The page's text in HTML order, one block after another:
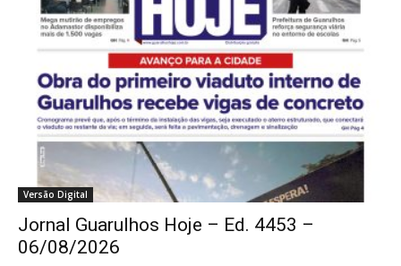
Versão Digital
Jornal Guarulhos Hoje – Ed. 4453 –
06/08/2026